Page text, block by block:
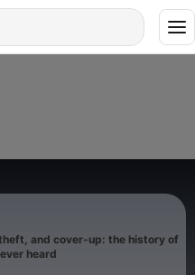
and cover-up: the history of
heard